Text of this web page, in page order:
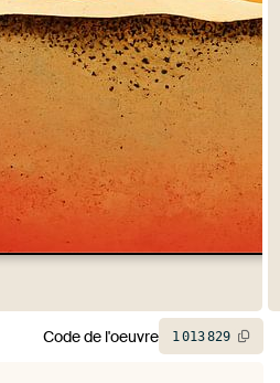
Code de l'oeuvre 1013829